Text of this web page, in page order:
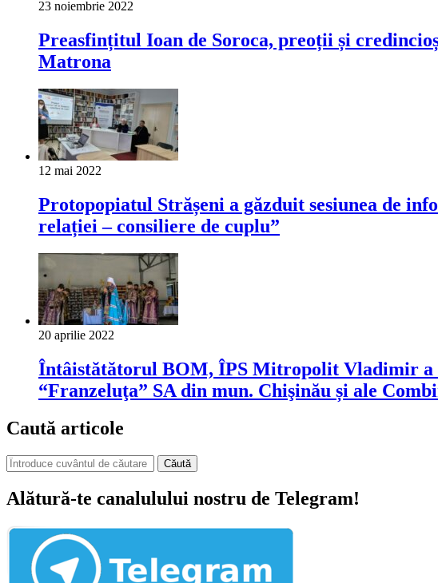
23 noiembrie 2022
Preasfințitul Ioan de Soroca, preoții și
Matrona
12 mai 2022
Protopopiatul Strășeni a găzduit sesiunea de
relației – consiliere de cuplu”
20 aprilie 2022
Întâistătătorul BOM, ÎPS Mitropolit Vladimir a
“Franzeluţa” SA din mun. Chişinău și ale
Caută articole
Căută
Alătură-te canalulului nostru de Telegram!